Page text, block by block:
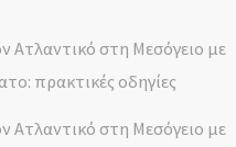
Ατλαντικό στη Μεσόγειο με
πρακτικές οδηγίες
Ατλαντικό στη Μεσόγειο με